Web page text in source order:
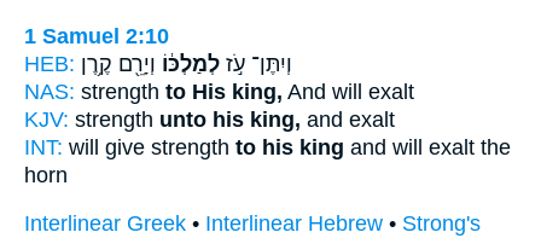
1 Samuel 2:10
HEB:
וְיִתֶּן־ עֹ֣ז לְמַלְכּ֔וֹ וְיָרֵ֖ם קֶ֥רֶן
NAS: strength to His king, And will exalt
KJV: strength unto his king, and exalt
INT: will give strength to his king and will exalt the
horn
Interlinear Greek • Interlinear Hebrew • Strong's